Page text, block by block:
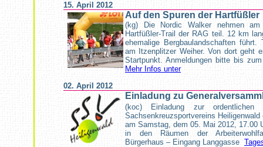
15. April 2012
Auf den Spuren der Hartfüßler
(kg) Die Nordic Walker nehmen
Hartfüßler-Trail der RAG teil. 12 km
ehemalige Bergbaulandschaften
am Itzenplitzer Weiher. Von dort geht
Startpunkt. Anmeldungen bitte bis
Mehr Infos unter
02. April 2012
Einladung zu
(koc) Einladung zur ordentlichen
Sachsenkreuzsportvereins
am Samstag, dem 05. Mai 2012, 17.00
in den Räumen der
Bürgerhaus – Eingang Langgasse